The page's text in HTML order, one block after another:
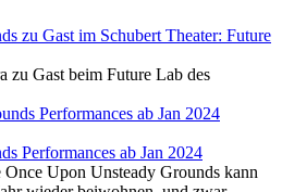
zu Gast im Schubert Theater: Future
zu Gast beim Future Lab des
Performances ab Jan 2024
Upon Unsteady Grounds kann